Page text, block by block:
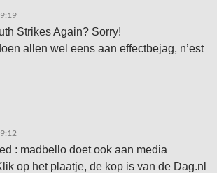
Strikes Again? Sorry!
allen wel eens aan effectbejag, n’est
: madbello doet ook aan media
op het plaatje, de kop is van de Dag.nl